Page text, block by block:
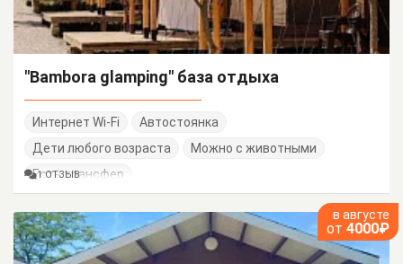
"Bambora glamping" база отдыха
Интернет Wi-Fi
Автостоянка
Дети любого возраста
Можно с животными
Есть трансфер
1 ОТЗЫВ
в августе
от 4000₽